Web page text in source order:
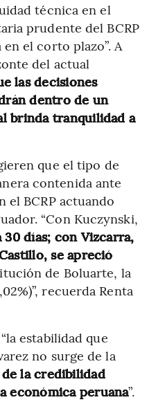
técnica en el
prudente del BCRP
el corto plazo”. A
del actual
las decisiones
dentro de un
brinda tranquilidad a
que el tipo de
contenida ante
el BCRP actuando
“Con Kuczynski,
días; con Vizcarra,
se apreció
de Boluarte, la
recuerda Renta
estabilidad que
no surge de la
la credibilidad
económica peruana”.